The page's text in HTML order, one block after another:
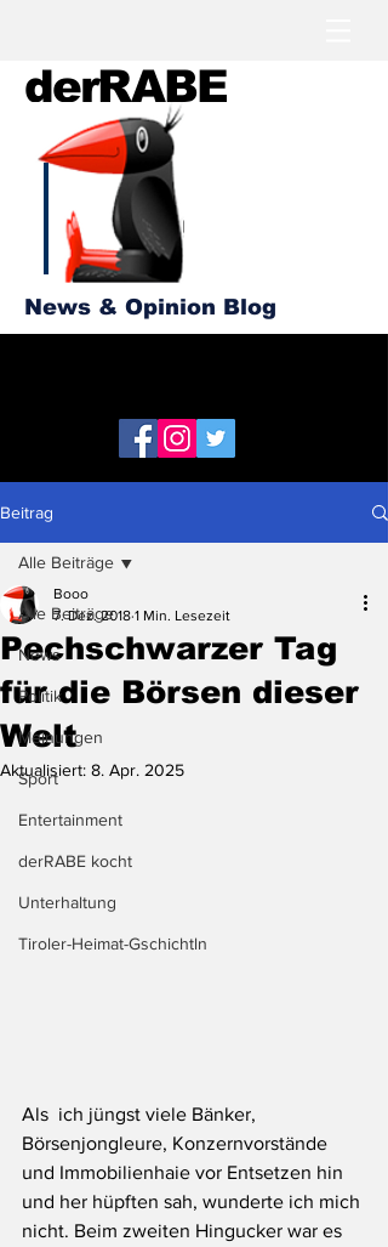
derRABE
News & Opinion Blog
Beitrag
Alle Beiträge
News
Politik
Meinungen
Sport
Entertainment
derRABE kocht
Unterhaltung
Tiroler-Heimat-Gschichtln
Alle Beiträge
Pechschwarzer Tag
für die Börsen dieser
Welt
Booo
7. Dez. 2018 1 Min. Lesezeit
Aktualisiert: 8. Apr. 2025
Als  ich jüngst viele Bänker,
Börsenjongleure, Konzernvorstände
und Immobilienhaie vor Entsetzen hin
und her hüpften sah, wunderte ich mich
nicht. Beim zweiten Hingucker war es